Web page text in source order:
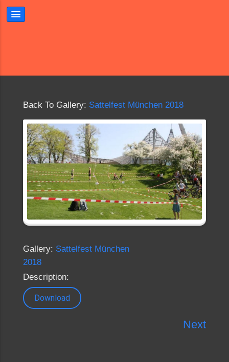
Back To Gallery: Sattelfest München 2018
Gallery: Sattelfest München
2018
Description:
Download
Next